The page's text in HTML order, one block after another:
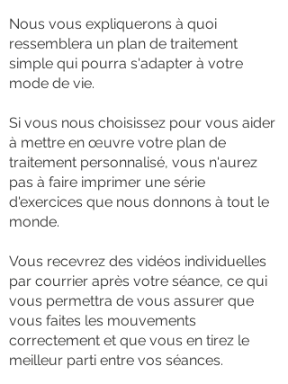
Nous vous expliquerons à quoi
ressemblera un plan de traitement
simple qui pourra s'adapter à votre
mode de vie.
Si vous nous choisissez pour vous aider
à mettre en œuvre votre plan de
traitement personnalisé, vous n'aurez
pas à faire imprimer une série
d'exercices que nous donnons à tout le
monde.
Vous recevrez des vidéos individuelles
par courrier après votre séance, ce qui
vous permettra de vous assurer que
vous faites les mouvements
correctement et que vous en tirez le
meilleur parti entre vos séances.